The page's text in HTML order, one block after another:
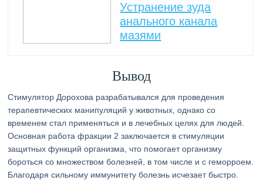
Устранение зуда
анального канала
мазями
Вывод
Стимулятор Дорохова разрабатывался для проведения
терапевтических манипуляций у животных, однако со
временем стал применяться и в лечебных целях для людей.
Основная работа фракции 2 заключается в стимуляции
защитных функций организма, что помогает организму
бороться со множеством болезней, в том числе и с геморроем.
Благодаря сильному иммунитету болезнь исчезает быстро.